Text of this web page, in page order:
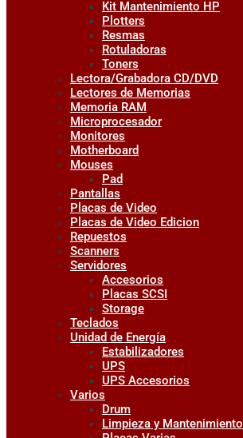
Kit Mantenimiento HP
Plotters
Resmas
Rotuladoras
Toners
Lectora/Grabadora CD/DVD
Lectores de Memorias
Memoria RAM
Microprocesador
Monitores
Motherboard
Mouses
Pad
Pantallas
Placas de Video
Placas de Video Edicion
Repuestos
Scanners
Servidores
Accesorios
Placas SCSI
Storage
Teclados
Unidad de Energía
Estabilizadores
UPS
UPS Accesorios
Varios
Drum
Limpieza y Mantenimiento